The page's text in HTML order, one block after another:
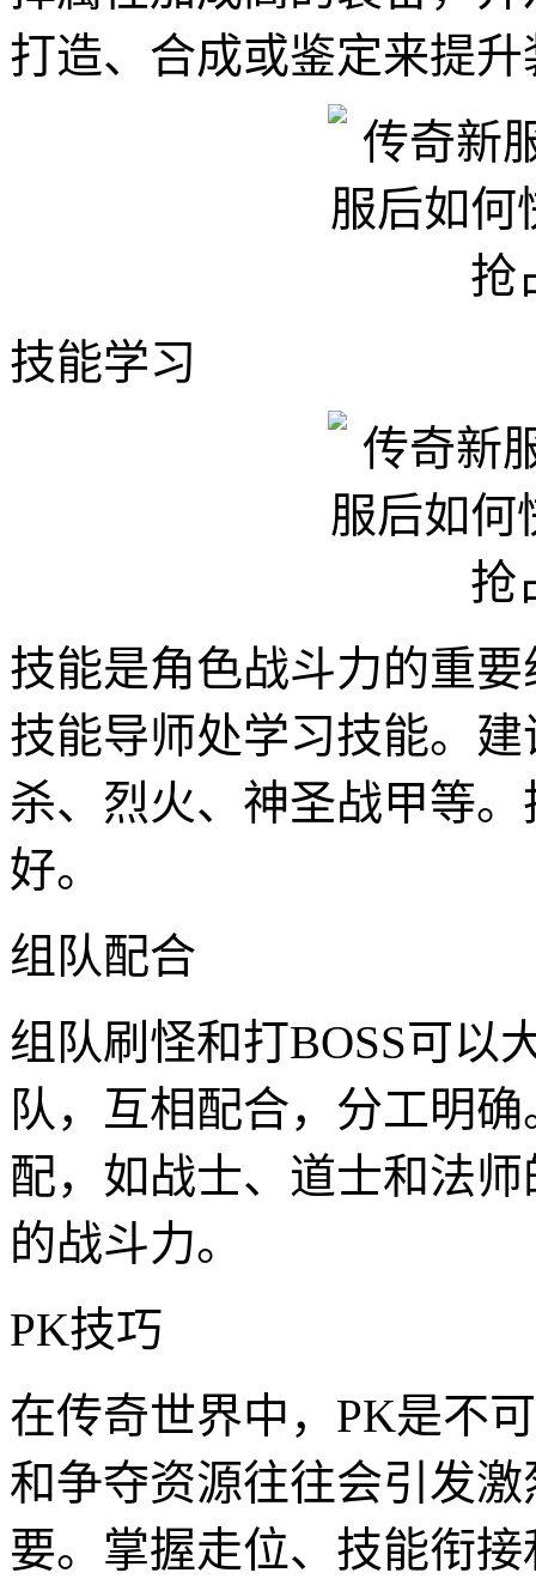
打造、合成或鉴定来提
技能学习
技能是角色战斗力的重
技能导师处学习技能。
杀、烈火、神圣战甲等
好。
组队配合
组队刷怪和打BOSS可以
队，互相配合，分工明
配，如战士、道士和法
的战斗力。
PK技巧
在传奇世界中，PK是不
和争夺资源往往会引发
要。掌握走位、技能衔